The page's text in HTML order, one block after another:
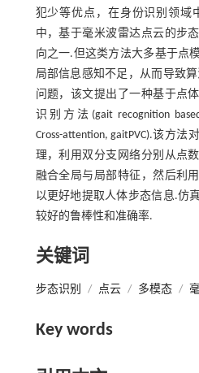
犯少等优点，在身份识别领域
中，基于毫米波雷达点云的步
向之一.但这类方法大多基于点
局部信息感知不足，从而导致
问题，该文提出了一种基于点
识别方法(gait recognition
Cross-attention, gaitPVC).该方
理，利用双分支网络分别从点
融合全局与局部特征，然后利
以更好地提取人体步态信息.仿
较好的鲁棒性和准确率.
关键词
步态识别 / 点云 / 多模态 /
Key words